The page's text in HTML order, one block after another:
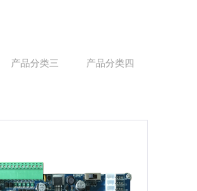
产品分类三 产品分类四